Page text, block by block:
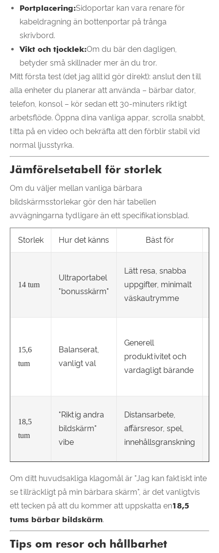
Portplacering:Sidoportar kan vara renare för
kabeldragning än bottenportar på trånga
skrivbord.
Vikt och tjocklek:Om du bär den dagligen,
betyder små skillnader mer än du tror.
Mitt första test (det jag alltid gör direkt): anslut den till
alla enheter du planerar att använda – bärbar dator,
telefon, konsol – kör sedan ett 30-minuters riktigt
arbetsflöde. Öppna dina vanliga appar, scrolla snabbt,
titta på en video och bekräfta att den förblir stabil vid
normal ljusstyrka.
Jämförelsetabell för storlek
Om du väljer mellan vanliga bärbara
bildskärmsstorlekar gör den här tabellen
avvägningarna tydligare än ett specifikationsblad.
Storlek Hur det känns Bäst för
14 tum
Ultraportabel
"bonusskärm"
Lätt resa, snabba
uppgifter, minimalt
väskautrymme
15,6
tum
Balanserat,
vanligt val
Generell
produktivitet och
vardagligt bärande
18,5
tum
"Riktig andra
bildskärm"
vibe
Distansarbete,
affärsresor, spel,
innehållsgranskning
Om ditt huvudsakliga klagomål är "Jag kan faktiskt inte
se tillräckligt på min bärbara skärm", är det vanligtvis
ett tecken på att du kommer att uppskatta en18,5
tums bärbar bildskärm.
Tips om resor och hållbarhet